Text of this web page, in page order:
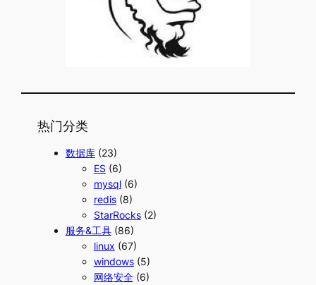
热门分类
数据库(23)
ES(6)
mysql(6)
redis(8)
StarRocks(2)
服务&工具(86)
linux (67)
windows(5)
网络安全(6)